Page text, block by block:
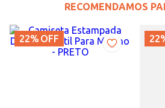
RECOMENDAMOS
22% OFF